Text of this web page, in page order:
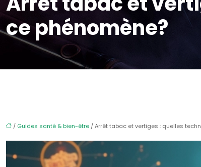
ce phénomène?
/ Guides santé & bien-être / Arrêt tabac et vertiges : quelles